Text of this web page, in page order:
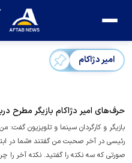
امیر دژاکام
حرف‌های امیر دژاکام بازیگر مطرح
بازیگر و کارگردان سینما و تلویزیون گفت:
رئیسی در آخر صحبت من گفتند «شما در
صورتی که سه نکته را گفتید. نکته آخر را